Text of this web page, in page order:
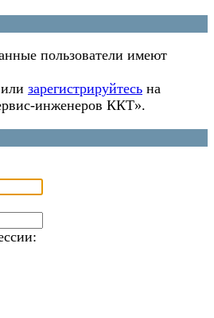
пользователи имеют
зарегистрируйтесь на
инженеров ККТ».